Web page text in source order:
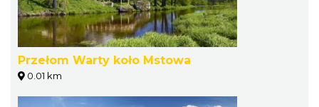
Przełom Warty koło Mstowa
0.01 km